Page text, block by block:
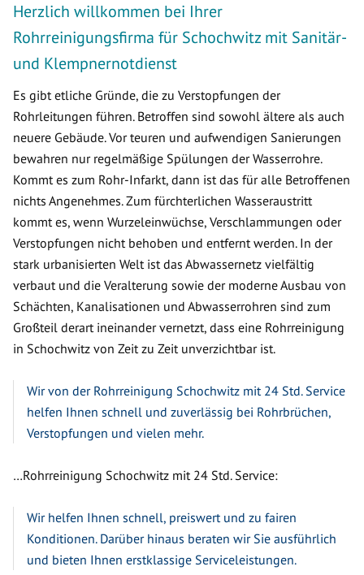
Herzlich willkommen bei Ihrer
Rohrreinigungsfirma für Schochwitz mit Sanitär-
und Klempnernotdienst
Es gibt etliche Gründe, die zu Verstopfungen der
Rohrleitungen führen. Betroffen sind sowohl ältere als auch
neuere Gebäude. Vor teuren und aufwendigen Sanierungen
bewahren nur regelmäßige Spülungen der Wasserrohre.
Kommt es zum Rohr-Infarkt, dann ist das für alle Betroffenen
nichts Angenehmes. Zum fürchterlichen Wasseraustritt
kommt es, wenn Wurzeleinwüchse, Verschlammungen oder
Verstopfungen nicht behoben und entfernt werden. In der
stark urbanisierten Welt ist das Abwassernetz vielfältig
verbaut und die Veralterung sowie der moderne Ausbau von
Schächten, Kanalisationen und Abwasserrohren sind zum
Großteil derart ineinander vernetzt, dass eine Rohrreinigung
in Schochwitz von Zeit zu Zeit unverzichtbar ist.
Wir von der Rohrreinigung Schochwitz mit 24 Std. Service
helfen Ihnen schnell und zuverlässig bei Rohrbrüchen,
Verstopfungen und vielen mehr.
…Rohrreinigung Schochwitz mit 24 Std. Service:
Wir helfen Ihnen schnell, preiswert und zu fairen
Konditionen. Darüber hinaus beraten wir Sie ausführlich
und bieten Ihnen erstklassige Serviceleistungen.